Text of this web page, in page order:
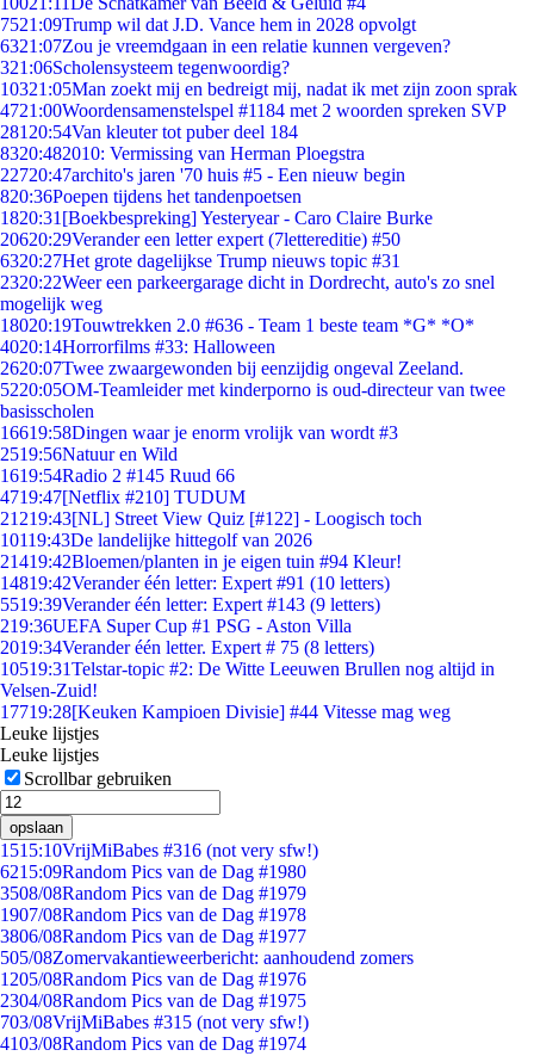
7521:09Trump wil dat J.D. Vance hem in 2028 opvolgt
6321:07Zou je vreemdgaan in een relatie kunnen vergeven?
321:06Scholensysteem tegenwoordig?
10321:05Man zoekt mij en bedreigt mij, nadat ik met zijn zoon sprak
4721:00Woordensamenstelspel #1184 met 2 woorden spreken SVP
281 20:54Van kleuter tot puber deel 184
8320:482010: Vermissing van Herman Ploegstra
22720:47archito's jaren '70 huis #5 - Een nieuw begin
820:36Poepen tijdens het tandenpoetsen
1820:31 [Boekbespreking] Yesteryear - Caro Claire Burke
20620:29Verander een letter expert (7lettereditie) #50
6320:27Het grote dagelijkse Trump nieuws topic #31
2320:22Weer een parkeergarage dicht in Dordrecht, auto's zo snel
mogelijk weg
18020:19Touwtrekken 2.0 #636 - Team 1 beste team *G* *O*
4020:14Horrorfilms #33: Halloween
2620:07Twee zwaargewonden bij eenzijdig ongeval Zeeland.
5220:05OM-Teamleider met kinderporno is oud-directeur van twee
basisscholen
16619:58Dingen waar je enorm vrolijk van wordt #3
2519:56Natuur en Wild
1619:54Radio 2 #145 Ruud 66
4719:47[Netflix #210] TUDUM
21219:43[NL] Street View Quiz [#122] - Loogisch toch
10119:43De landelijke hittegolf van 2026
21419:42Bloemen/planten in je eigen tuin #94 Kleur!
14819:42Verander één letter: Expert #91 (10 letters)
5519:39Verander één letter: Expert #143 (9 letters)
219:36UEFA Super Cup #1 PSG - Aston Villa
2019:34Verander één letter. Expert # 75 (8 letters)
10519:31Telstar-topic #2: De Witte Leeuwen Brullen nog altijd in
Velsen-Zuid!
17719:28[Keuken Kampioen Divisie] #44 Vitesse mag weg
Leuke lijstjes
Leuke lijstjes
Scrollbar gebruiken
opslaan
1515:10VrijMiBabes #316 (not very sfw!)
6215:09Random Pics van de Dag #1980
3508/08Random Pics van de Dag #1979
1907/08Random Pics van de Dag #1978
3806/08Random Pics van de Dag #1977
505/08Zomervakantieweerbericht: aanhoudend zomers
1205/08Random Pics van de Dag #1976
2304/08Random Pics van de Dag #1975
703/08VrijMiBabes #315 (not very sfw!)
4103/08Random Pics van de Dag #1974